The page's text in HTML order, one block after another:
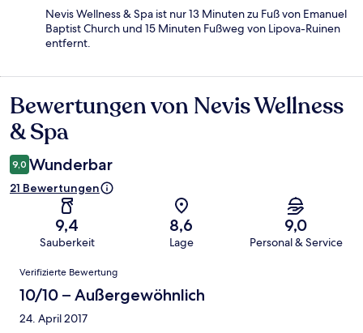
Nevis Wellness & Spa ist nur 13 Minuten zu Fuß von Emanuel
Baptist Church und 15 Minuten Fußweg von Lipova-Ruinen
entfernt.
Bewertungen
Bewertungen von Nevis Wellness
& Spa
9,0 Wunderbar
21 Bewertungen
9,4
Sauberkeit
8,6
Lage
9,0
Personal & Service
Bewertungen
Verifizierte Bewertung
10/10 – Außergewöhnlich
24. April 2017